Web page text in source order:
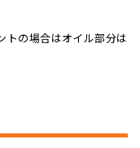
トの場合はオイル部分は